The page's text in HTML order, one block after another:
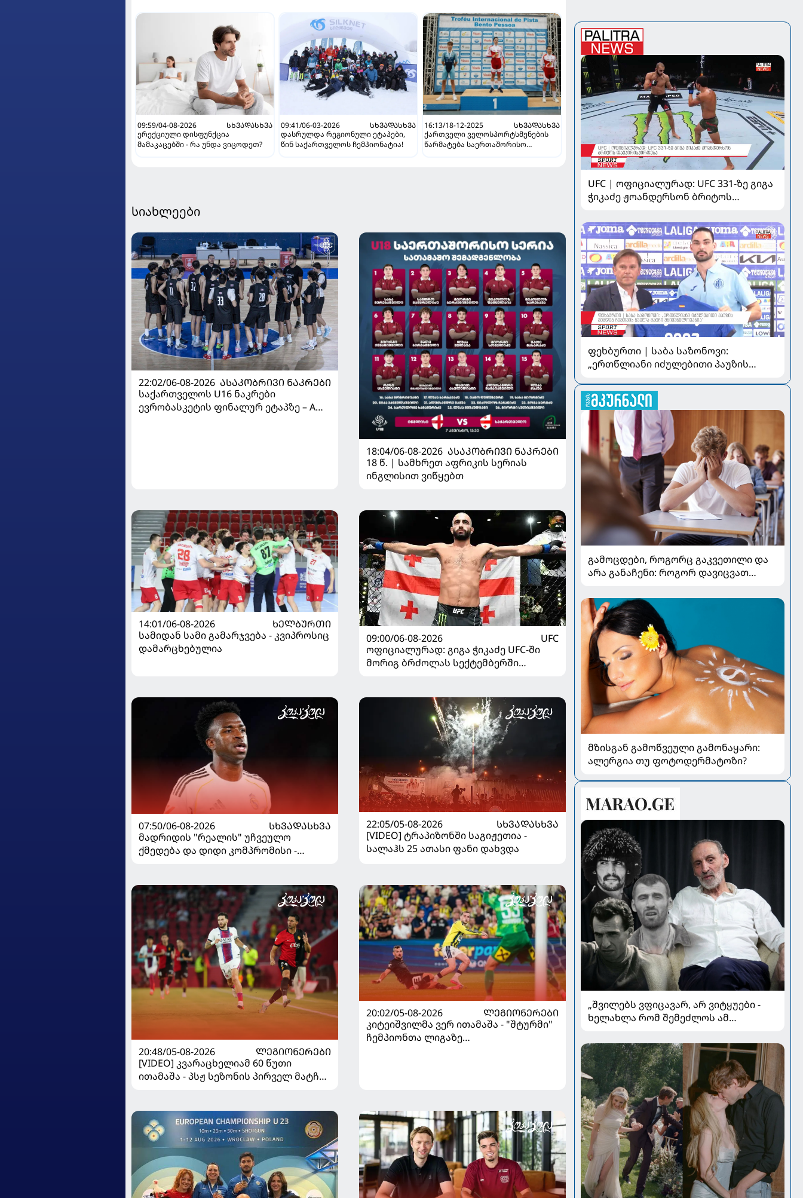
09:59/04-08-2026
ᲡᲮᲕᲐᲓᲐᲡᲮᲕᲐ
ერექციული დისფუნქცია
მამაკაცებში - რა უნდა ვიცოდეთ?
09:41/06-03-2026
ᲡᲮᲕᲐᲓᲐᲡᲮᲕᲐ
დასრულდა რეგიონული ეტაპები,
წინ საქართველოს ჩემპიონატია!
16:13/18-12-2025
ᲡᲮᲕᲐᲓᲐᲡᲮᲕᲐ
ქართველი ველოსპორტსმენების
წარმატება საერთაშორისო
სიახლეები
22:02/06-08-2026 ᲐᲡᲐᲙᲝᲑᲠᲘᲕᲘ ᲜᲐᲙᲠᲔᲑᲘ
საქართველოს U16 ნაკრები
ევრობასკეტის ფინალურ ეტაპზე – A
18:04/06-08-2026 ᲐᲡᲐᲙᲝᲑᲠᲘᲕᲘ ᲜᲐᲙᲠᲔᲑᲘ
18 წ. | სამხრეთ აფრიკის სერიას
ინგლისით ვიწყებთ
14:01/06-08-2026
ᲮᲔᲚᲑᲣᲠᲗᲘ
სამიდან სამი გამარჯვება - კვიპროსიც
დამარცხებულია
09:00/06-08-2026
UFC
ოფიციალურად: გიგა ჭიკაძე UFC-ში
მორიგ ბრძოლას სექტემბერში
07:50/06-08-2026
ᲡᲮᲕᲐᲓᲐᲡᲮᲕᲐ
მადრიდის "რეალის" უჩვეულო
ქმედება და დიდი კომპრომისი -
22:05/05-08-2026
ᲡᲮᲕᲐᲓᲐᲡᲮᲕᲐ
[VIDEO] ტრაპიზონში საგიჟეთია -
სალაჰს 25 ათასი ფანი დახვდა
20:48/05-08-2026
ᲚᲔᲒᲘᲝᲜᲔᲠᲔᲑᲘ
[VIDEO] კვარაცხელიამ 60 წუთი
ითამაშა - პსჟ სეზონის პირველ მატჩში
20:02/05-08-2026
ᲚᲔᲒᲘᲝᲜᲔᲠᲔᲑᲘ
კიტეიშვილმა ვერ ითამაშა - "შტურმი"
ჩემპიონთა ლიგაზე
UFC | ოფიციალურად: UFC 331-ზე გიგა
ჭიკაძე ჟოანდერსონ ბრიტოს
ფეხბურთი | საბა საზონოვი:
„ერთწლიანი იძულებითი პაუზის
მნიშვნელოვანია“
გამოცდები, როგორც გაკვეთილი და
არა განაჩენი: როგორ დავიცვათ
მომავალი
მზისგან გამოწვეული გამონაყარი:
ალერგია თუ ფოტოდერმატოზი?
„შვილებს ვფიცავარ, არ ვიტყუები -
ხელახლა რომ შემეძლოს ამ
გავივლიდი“ - ზაზა კოლელიშვილი
პირად ომებსა და კარიერულ
გარდატეხაზე